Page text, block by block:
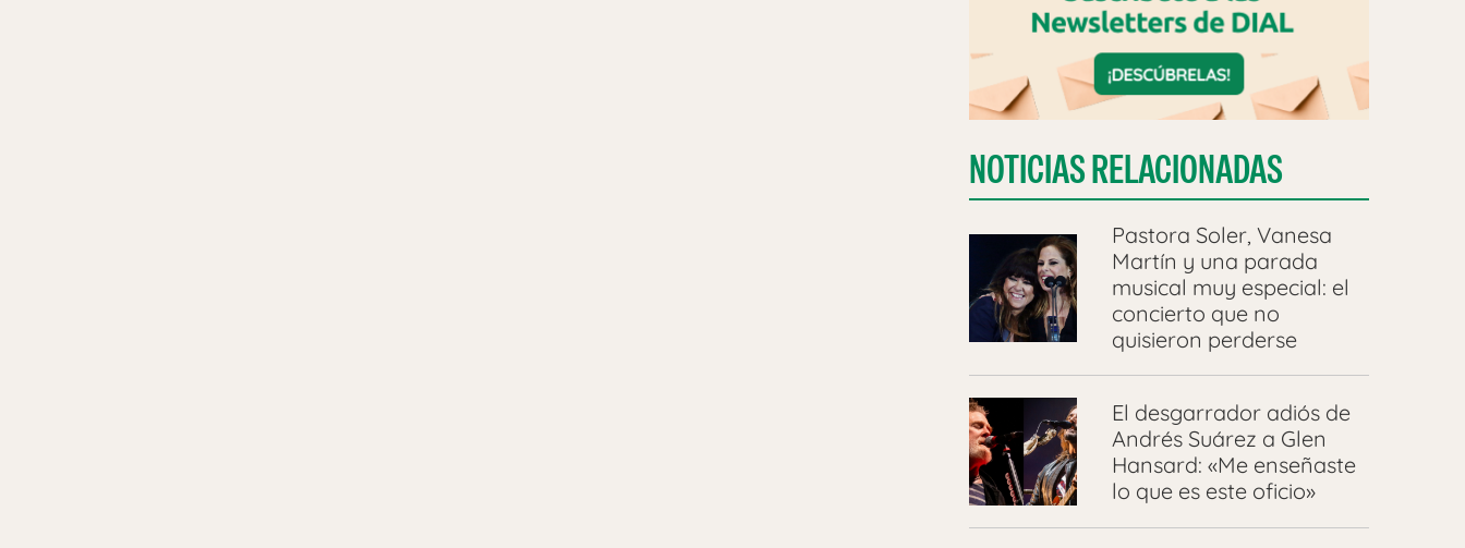
NOTICIAS RELACIONADAS
Pastora Soler, Vanesa
Martín y una parada
musical muy especial: el
concierto que no
quisieron perderse
El desgarrador adiós de
Andrés Suárez a Glen
Hansard: «Me enseñaste
lo que es este oficio»